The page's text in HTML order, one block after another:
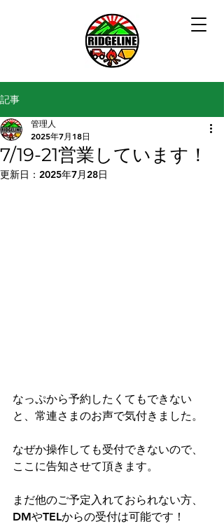
記事
7/19-21営業しています！
管理人
2025年7月18日
更新日： 2025年7月28日
なっぷから予約したくてもできない
と、常連さまのお声で気付きました。
なぜか操作しても受付できないので、
ここに告知させて頂きます。
まだ他のご予定入れておられない方、
DMやTELからの受付は可能です！